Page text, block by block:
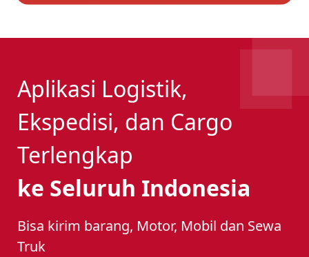
Aplikasi Logistik,
Ekspedisi, dan Cargo
Terlengkap
ke Seluruh Indonesia
Bisa kirim barang, Motor, Mobil dan Sewa
Truk